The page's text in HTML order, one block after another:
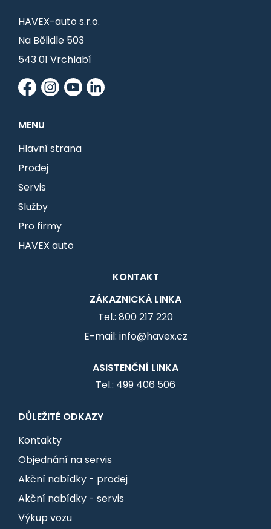
HAVEX-auto s.r.o.
Na Bělidle 503
543 01 Vrchlabí
MENU
Hlavní strana
Prodej
Servis
Služby
Pro firmy
HAVEX auto
KONTAKT
ZÁKAZNICKÁ LINKA
Tel.: 800 217 220
E-mail: info@havex.cz
ASISTENČNÍ LINKA
Tel.: 499 406 506
DŮLEŽITÉ ODKAZY
Kontakty
Objednání na servis
Akční nabídky - prodej
Akční nabídky - servis
Výkup vozu